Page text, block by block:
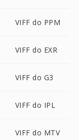
VIFF do PPM
VIFF do EXR
VIFF do G3
VIFF do IPL
VIFF do MTV